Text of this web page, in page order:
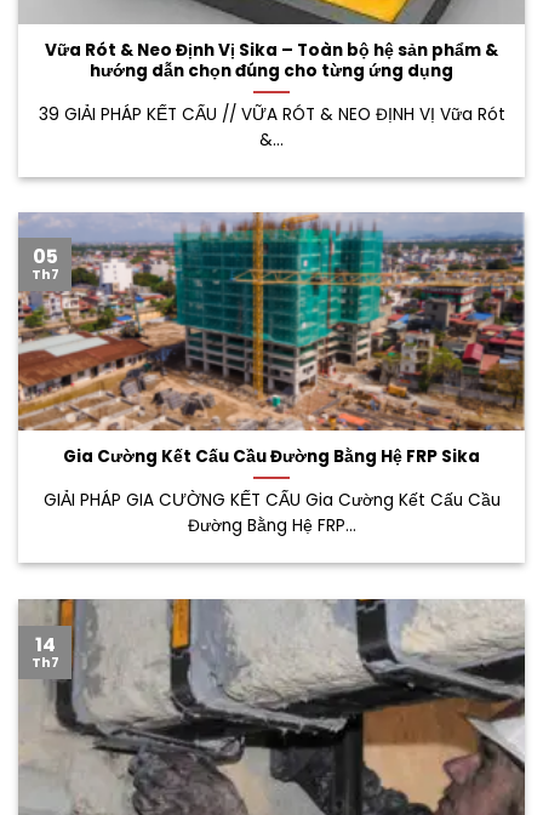
Vữa Rót & Neo Định Vị Sika – Toàn bộ hệ sản phẩm &
hướng dẫn chọn đúng cho từng ứng dụng
39 GIẢI PHÁP KẾT CẤU // VỮA RÓT & NEO ĐỊNH VỊ Vữa Rót
&...
Gia Cường Kết Cấu Cầu Đường Bằng Hệ FRP Sika
GIẢI PHÁP GIA CƯỜNG KẾT CẤU Gia Cường Kết Cấu Cầu
Đường Bằng Hệ FRP...
05
Th7
14
Th7